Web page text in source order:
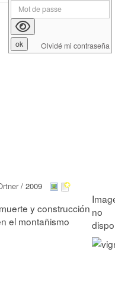
/ 2009
y construcción
el montañismo
Olvidé mi contraseña